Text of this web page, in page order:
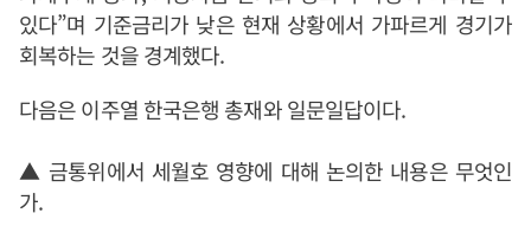
있다”며 기준금리가 낮은 현재 상황에서 가파르게 경기가
회복하는 것을 경계했다.
다음은 이주열 한국은행 총재와 일문일답이다.
▲ 금통위에서 세월호 영향에 대해 논의한 내용은 무엇인
가.